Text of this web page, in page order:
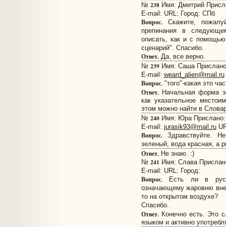
№ 238Имя: Дмитрий
E-mail: URL: Город: СПб
Вопрос.Скажите,
препинания в
описать, как и с
сценарий". Спасибо.
Ответ.Да, все верно.
№ 239Имя: Саша
E-mail: weard_alien@mail.ru
Вопрос."того"-какая это
Ответ.Начальная форма
как указательное
этом можно найти в
№ 240Имя: Юра Прислано:
E-mail: jurasik93@mail.ru
Вопрос.Здравствуйте.
зеленый, вода красная, а
Ответ.Не знаю. :)
№ 241 Имя: Слава
E-mail: URL: Город:
Вопрос.Есть ли в
означающему жаровню
то на открытом воздухе?
Спасибо.
Ответ.Конечно есть. Это
языком и активно